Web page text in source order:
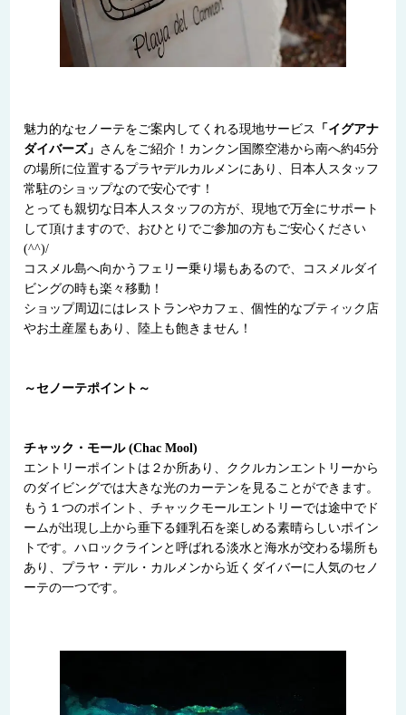
魅力的なセノーテをご案内してくれる現地サービス
「イグアナ
ダイバーズ」 さんをご紹介！カンクン国際空港から南へ約45分
の場所に位置するプラヤデルカルメンにあり、日本人スタッフ
常駐のショップなので安心です！
とっても親切な日本人スタッフの方が、現地で万全にサポート
して頂けますので、おひとりでご参加の方もご安心ください
(^^)/
コスメル島へ向かうフェリー乗り場もあるので、コスメルダイ
ビングの時も楽々移動！
ショップ周辺にはレストランやカフェ、個性的なブティック店
やお土産屋もあり、陸上も飽きません！
～セノーテポイント～
チャック・モール (Chac Mool)
エントリーポイントは２か所あり、ククルカンエントリーから
のダイビングでは大きな光のカーテンを見ることができます。
もう１つのポイント、チャックモールエントリーでは途中でド
ームが出現し上から垂下る鍾乳石を楽しめる素晴らしいポイン
トです。ハロックラインと呼ばれる淡水と海水が交わる場所も
あり、プラヤ・デル・カルメンから近くダイバーに人気のセノ
ーテの一つです。